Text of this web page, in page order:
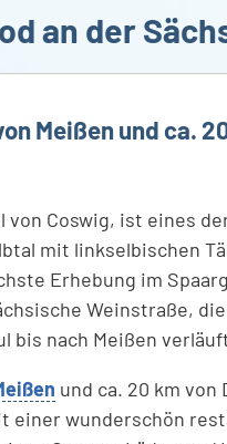
an der
Meißen und ca.
von Coswig, ist eines
mit linkselbischen
Erhebung im
Weinstraße,
bis nach Meißen
und ca. 20 km
einer wunderschön